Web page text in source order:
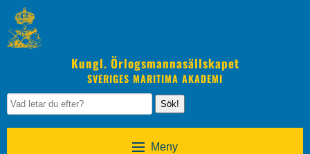
Kungl. Örlogsmannasällskapet
SVERIGES MARITIMA AKADEMI
Sök!
Meny